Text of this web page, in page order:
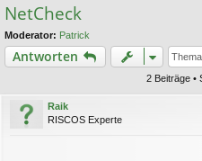
llz
ug
riff
NetCheck
Moderator: Patrick
Antworten
2 Beiträge •
Raik
RISCOS Experte